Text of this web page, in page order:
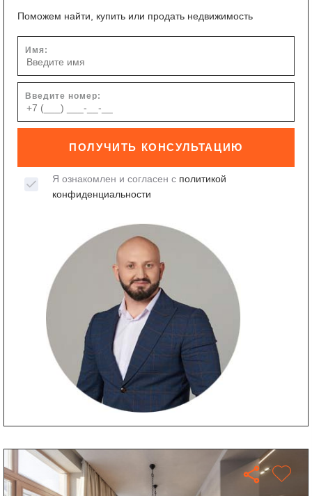
Поможем найти, купить или продать недвижимость
Имя:
Введите номер:
ПОЛУЧИТЬ КОНСУЛЬТАЦИЮ
Я ознакомлен и согласен с политикой
конфиденциальности